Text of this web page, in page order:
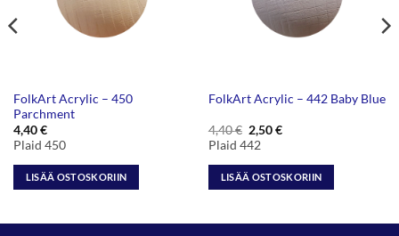
FolkArt Acrylic – 450
Parchment
4,40€
Plaid 450
LISÄÄ OSTOSKORIIN
FolkArt Acrylic – 442 Baby Blue
4,40€ Alkuperäinen
hinta
oli:
4,40 €.
2,50€Nykyinen
2,50 €.
Plaid 442
LISÄÄ OSTOSKORIIN